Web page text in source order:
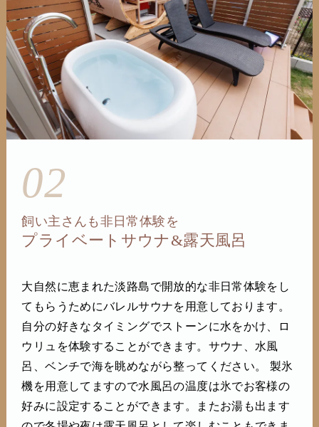
02
飼い主さんも非日常体験を
プライベートサウナ&露天風呂
大自然に恵まれた淡路島で開放的な非日常体験をし
てもらうためにバレルサウナを用意しております。
自分の好きなタイミングでストーンに水をかけ、ロ
ウリュを体験することができます。サウナ、水風
呂、ベンチで海を眺めながら整ってください。 製氷
機を用意してますので水風呂の温度は氷でお客様の
好みに設定することができます。またお湯も出ます